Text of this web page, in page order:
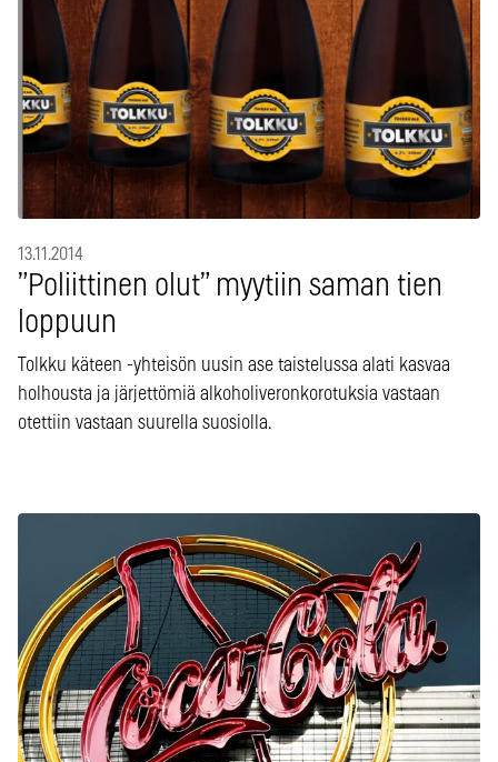
13.11.2014
”Poliittinen olut” myytiin saman tien
loppuun
Tolkku käteen -yhteisön uusin ase taistelussa alati kasvaa
holhousta ja järjettömiä alkoholiveronkorotuksia vastaan
otettiin vastaan suurella suosiolla.